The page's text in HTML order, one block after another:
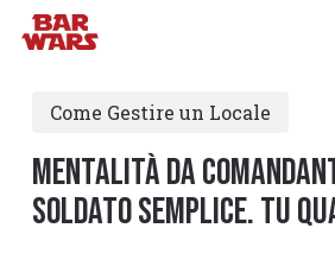
Skip
contentCome Gestire un Locale
MENTALITÀ DA
SOLDATO SEMPLICE. TU